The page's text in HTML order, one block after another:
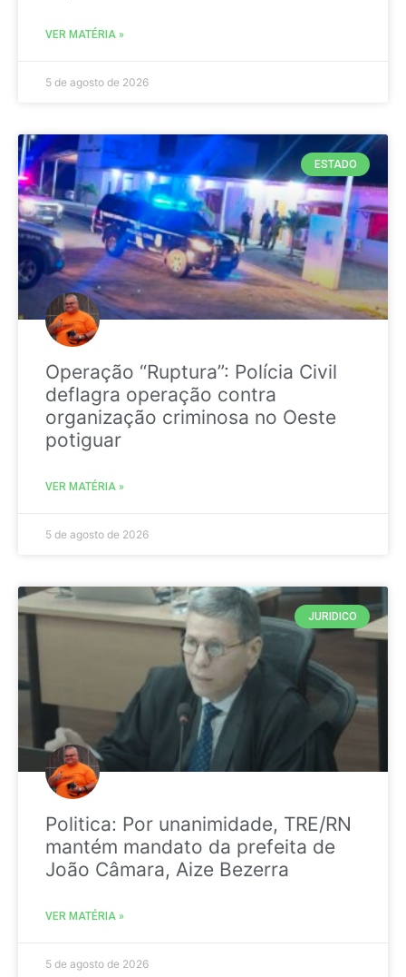
VER MATÉRIA »
5 de agosto de 2026
ESTADO
Operação “Ruptura”: Polícia Civil
deflagra operação contra
organização criminosa no Oeste
potiguar
VER MATÉRIA »
5 de agosto de 2026
JURIDICO
Politica: Por unanimidade, TRE/RN
mantém mandato da prefeita de
João Câmara, Aize Bezerra
VER MATÉRIA »
5 de agosto de 2026